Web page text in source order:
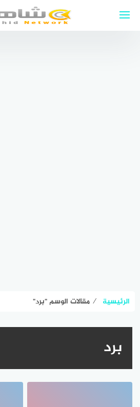
الرئيسية ⁄ مقالات الوسم "برد"
برد